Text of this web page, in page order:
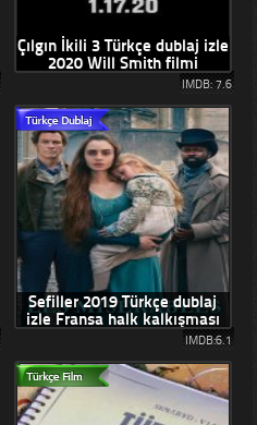
Çılgın İkili 3 Türkçe dublaj izle
2020 Will Smith filmi
IMDB: 7.6
Sefiller 2019 Türkçe dublaj
izle Fransa halk kalkışması
IMDB:6.1